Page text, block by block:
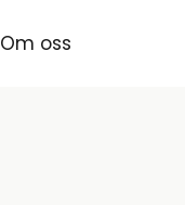
Om oss